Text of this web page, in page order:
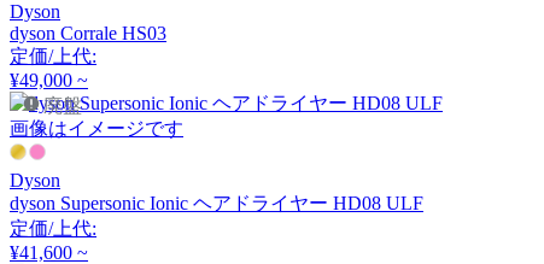
ARUNAi
アルナイ
アステップ
Dyson
dyson Corrale HS03
定価/上代:
¥49,000 ~
廃盤
画像はイメージです
Dyson
dyson Supersonic Ionic ヘアドライヤー HD08 ULF
定価/上代:
¥41,600 ~